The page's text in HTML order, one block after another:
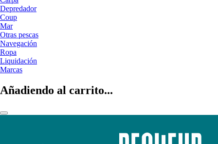
Depredador
Coup
Mar
Otras pescas
Navegación
Ropa
Liquidación
Marcas
Añadiendo al carrito...